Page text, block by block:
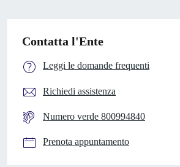
Contatta l'Ente
Leggi le domande frequenti
Richiedi assistenza
Numero verde 800994840
Prenota appuntamento